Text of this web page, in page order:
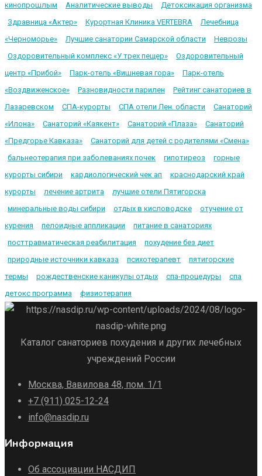
кинопрошлым
Аналитические выводы
Детоксикация организма
Здравница «Актер»
Курортная Клиника VERTEBRA
Лечебница
«Черноморье»
Лучшие санатории Самарской области
Неврозы
Оздоровительный комплекс «У трех пещер»
Оздоровительный
центр «Прибой»
Парк-отель «Вишневая гора»
Парк-отель
«Воздвиженское»
Разновидности парилен
Рейтинг санаториев в
Лазаревском
СПА-курорты СПА отели Лен. области
Санаторий
«Илона»
Санаторий «Каякент» Санаторий «Плаза»
Санаторий
«Предгорье Кавказа»
Санаторий для детей с родителями «Смена»
бальнеотерапия при заболеваниях почек
гипотиреоз
горные
курорты сибири
кардиологический чек ап
краснодарский край
курорты
лечение артрита
лучшие отели Пятигорска
минеральные воды сибири
отдых в кисловодске
отучение от
курения
пелоидные аппликации
питание в санаториях
посттравматическая реабилитация
похудение без диет
природные источники кавказа
психотерапевт
пятигорские
термы
рождественские каникулы отдых спа-процедуры
спа
детокс программа
физиотерапия
Каталог санаториев похудения и других лечебных
учреждений России
Москва, Вавилова 48, пом. 1/1
+7 (911) 025-12-24
info@nasdip.ru
Информация
Об ассоциации НАСДИП